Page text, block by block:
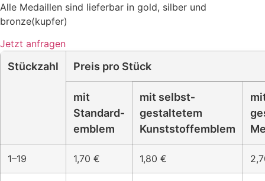
Alle Medaillen sind lieferbar in gold, silber und
bronze(kupfer)
Jetzt anfragen
Stückzahl Preis pro Stück
mit
Standard­
emblem
mit selbst­
gestaltetem
Kunststoffemblem
1–19 1,70 € 1,80 €